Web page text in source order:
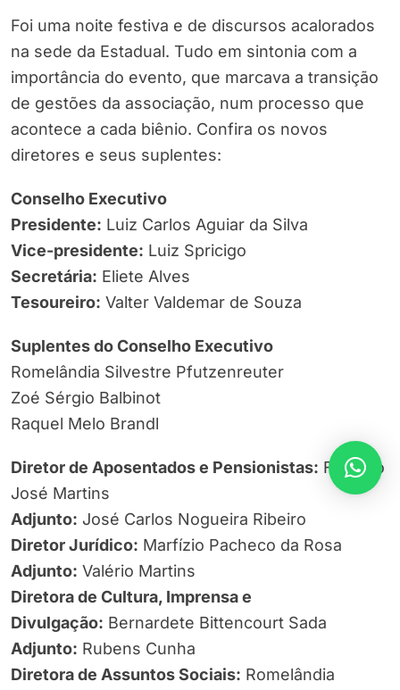
Foi uma noite festiva e de discursos acalorados
na sede da Estadual. Tudo em sintonia com a
importância do evento, que marcava a transição
de gestões da associação, num processo que
acontece a cada biênio. Confira os novos
diretores e seus suplentes:
Conselho Executivo
Presidente: Luiz Carlos Aguiar da Silva
Vice-presidente: Luiz Spricigo
Secretária: Eliete Alves
Tesoureiro: Valter Valdemar de Souza
Suplentes do Conselho Executivo
Romelândia Silvestre Pfutzenreuter
Zoé Sérgio Balbinot
Raquel Melo Brandl
Diretor de Aposentados e Pensionistas: Floriano
José Martins
Adjunto: José Carlos Nogueira Ribeiro
Diretor Jurídico: Marfízio Pacheco da Rosa
Adjunto: Valério Martins
Diretora de Cultura, Imprensa e
Divulgação: Bernardete Bittencourt Sada
Adjunto: Rubens Cunha
Diretora de Assuntos Sociais: Romelândia